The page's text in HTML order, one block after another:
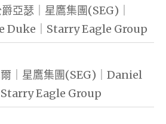
亞瑟｜星鷹集團(SEG)｜
Duke｜Starry Eagle Group
｜星鷹集團(SEG)｜Daniel
Eagle Group